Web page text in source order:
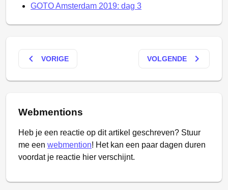
GOTO Amsterdam 2019: dag 3
keyboard_arrow_left VORIGE VOLGENDE keyboard_arrow_right
Webmentions
Heb je een reactie op dit artikel geschreven? Stuur
me een webmention! Het kan een paar dagen duren
voordat je reactie hier verschijnt.